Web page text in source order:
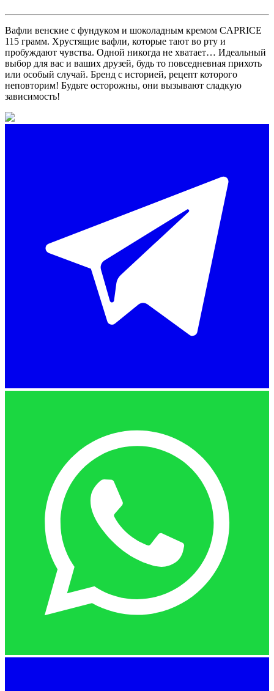
Вафли венские с фундуком и шоколадным кремом CAPRICE
115 грамм. Хрустящие вафли, которые тают во рту и
пробуждают чувства. Одной никогда не хватает… Идеальный
выбор для вас и ваших друзей, будь то повседневная прихоть
или особый случай. Бренд с историей, рецепт которого
неповторим! Будьте осторожны, они вызывают сладкую
зависимость!